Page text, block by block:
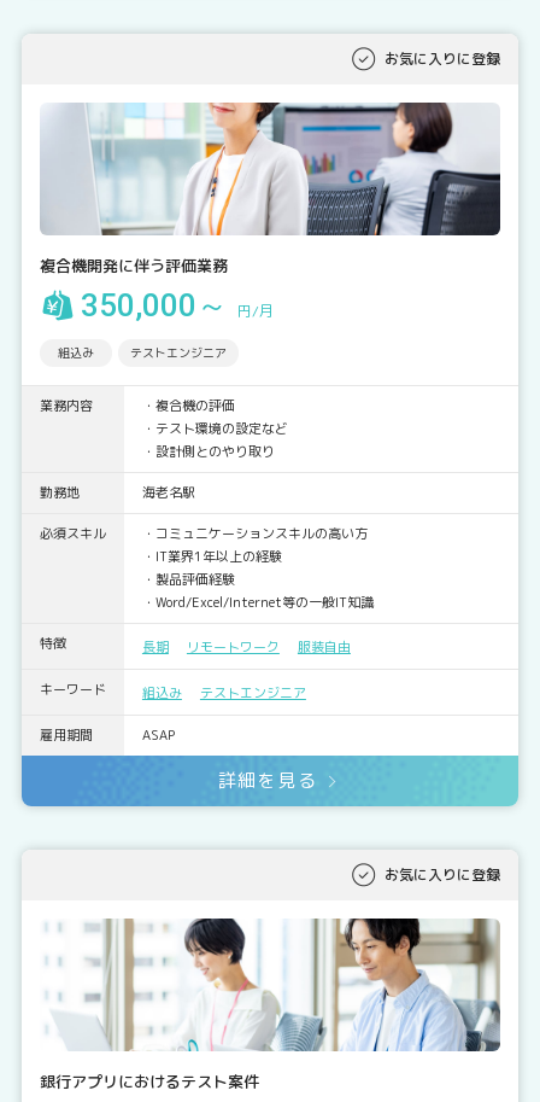
お気に入りに登録
複合機開発に伴う評価業務
350,000～ 円/月
組込み テストエンジニア
業務内容
・複合機の評価
・テスト環境の設定など
・設計側とのやり取り
勤務地 海老名駅
必須スキル
・コミュニケーションスキルの高い方
・IT業界1年以上の経験
・製品評価経験
・Word/Excel/Internet等の一般IT知識
特徴 長期 リモートワーク 服装自由
キーワード 組込み テストエンジニア
雇用期間 ASAP
詳細を見る
お気に入りに登録
銀行アプリにおけるテスト案件